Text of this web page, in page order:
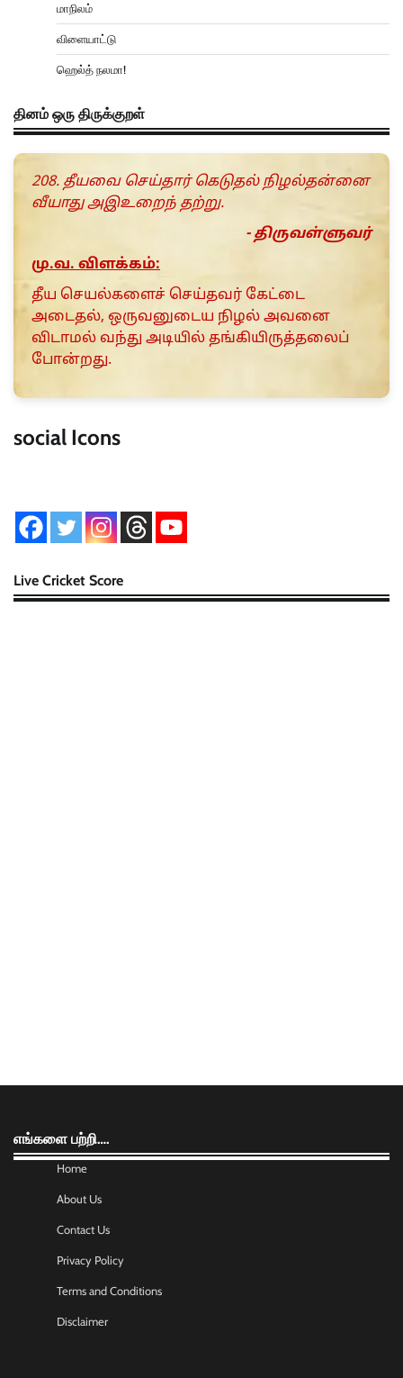
மாநிலம்
விளையாட்டு
ஹெல்த் நலமா!
தினம் ஒரு திருக்குறள்
208. தீயவை செய்தார் கெடுதல் நிழல்தன்னை
வீயாது அஇஉறைந் தற்று.
- திருவள்ளுவர்
மு.வ. விளக்கம்:
தீய செயல்களைச் செய்தவர் கேட்டை
அடைதல், ஒருவனுடைய நிழல் அவனை
விடாமல் வந்து அடியில் தங்கியிருத்தலைப்
போன்றது.
social Icons
Live Cricket Score
எங்களை பற்றி….
Home
About Us
Contact Us
Privacy Policy
Terms and Conditions
Disclaimer